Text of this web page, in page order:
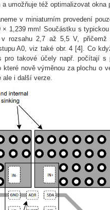
umožňuje též optimalizovat okna
v miniaturním provedení
1,239 mm! Součástku s
rozsahu 2,7 až 5,5 V, přičemž
A0, viz také obr. 4 [4]. Co
pro takové účely např. počítají s
nově výměnou za plochu o
ale i další verze.